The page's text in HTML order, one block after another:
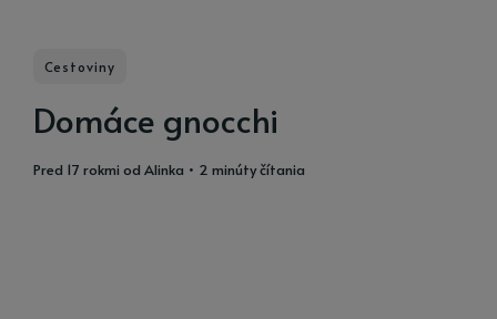
Cestoviny
Domáce gnocchi
pred 17 rokmi od Alinka • 2 minúty čítania